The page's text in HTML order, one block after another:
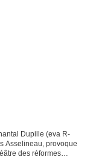
Dupille (eva R-
Asselineau, provoque
des réformes